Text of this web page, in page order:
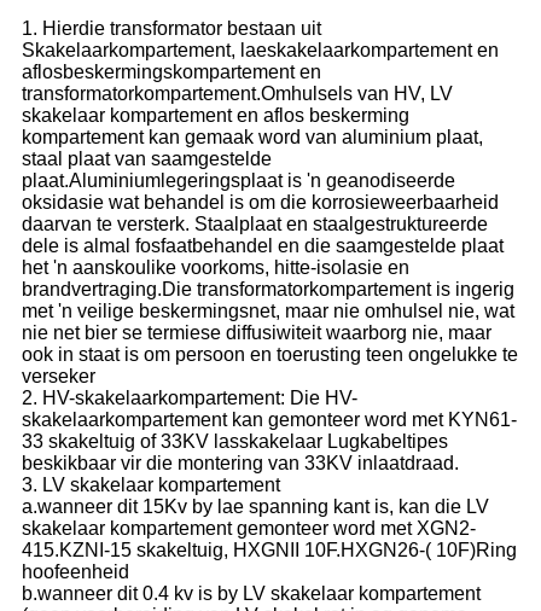
1. Hierdie transformator bestaan ​​uit
Skakelaarkompartement, laeskakelaarkompartement en
aflosbeskermingskompartement en
transformatorkompartement.Omhulsels van HV, LV
skakelaar kompartement en aflos beskerming
kompartement kan gemaak word van aluminium plaat,
staal plaat van saamgestelde
plaat.Aluminiumlegeringsplaat is 'n geanodiseerde
oksidasie wat behandel is om die korrosieweerbaarheid
daarvan te versterk. Staalplaat en staalgestruktureerde
dele is almal fosfaatbehandel en die saamgestelde plaat
het 'n aanskoulike voorkoms, hitte-isolasie en
brandvertraging.Die transformatorkompartement is ingerig
met 'n veilige beskermingsnet, maar nie omhulsel nie, wat
nie net bier se termiese diffusiwiteit waarborg nie, maar
ook in staat is om persoon en toerusting teen ongelukke te
verseker
2. HV-skakelaarkompartement: Die HV-
skakelaarkompartement kan gemonteer word met KYN61-
33 skakeltuig of 33KV lasskakelaar Lugkabeltipes
beskikbaar vir die montering van 33KV inlaatdraad.
3. LV skakelaar kompartement
a.wanneer dit 15Kv by lae spanning kant is, kan die LV
skakelaar kompartement gemonteer word met XGN2-
415.KZNI-15 skakeltuig, HXGNII 10F.HXGN26-( 10F)Ring
hoofeenheid
b.wanneer dit 0.4 kv is by LV skakelaar kompartement